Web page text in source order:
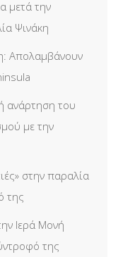
μετά την
Ψινάκη
Απολαμβάνουν
ανάρτηση του
με την
στην παραλία
της
Ιερά Μονή
της